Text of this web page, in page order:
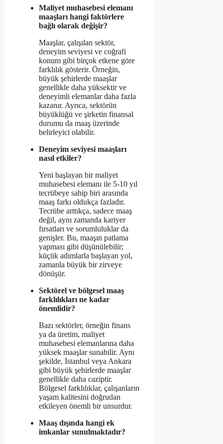
Maliyet muhasebesi elemanı
maaşları hangi faktörlere
bağlı olarak değişir?
Maaşlar, çalışılan sektör,
deneyim seviyesi ve coğrafi
konum gibi birçok etkene göre
farklılık gösterir. Örneğin,
büyük şehirlerde maaşlar
genellikle daha yüksektir ve
deneyimli elemanlar daha fazla
kazanır. Ayrıca, sektörün
büyüklüğü ve şirketin finansal
durumu da maaş üzerinde
belirleyici olabilir.
Deneyim seviyesi maaşları
nasıl etkiler?
Yeni başlayan bir maliyet
muhasebesi elemanı ile 5-10 yıl
tecrübeye sahip biri arasında
maaş farkı oldukça fazladır.
Tecrübe arttıkça, sadece maaş
değil, aynı zamanda kariyer
fırsatları ve sorumluluklar da
genişler. Bu, maaşın patlama
yapması gibi düşünülebilir;
küçük adımlarla başlayan yol,
zamanla büyük bir zirveye
dönüşür.
Sektörel ve bölgesel maaş
farklılıkları ne kadar
önemlidir?
Bazı sektörler, örneğin finans
ya da üretim, maliyet
muhasebesi elemanlarına daha
yüksek maaşlar sunabilir. Aynı
şekilde, İstanbul veya Ankara
gibi büyük şehirlerde maaşlar
genellikle daha caziptir.
Bölgesel farklılıklar, çalışanların
yaşam kalitesini doğrudan
etkileyen önemli bir unsurdur.
Maaş dışında hangi ek
imkanlar sunulmaktadır?